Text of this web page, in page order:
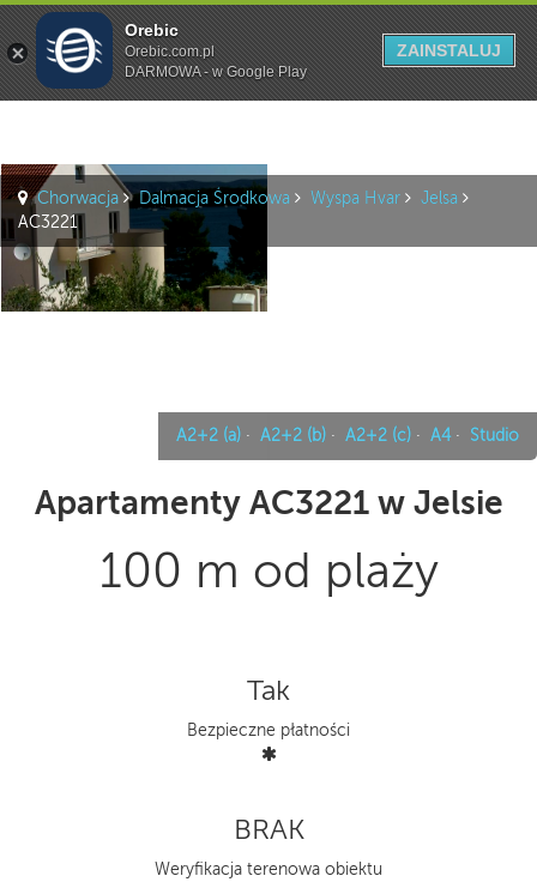
Szukaj
A2+2 (a) · A2+2 (b) · A2+2 (c) · A4· Studio
Chorwacja Dalmacja Środkowa Wyspa Hvar
Jelsa
AC3221
Apartamenty AC3221 w Jelsie
100 m od plaży
Tak
Bezpieczne płatności
BRAK
Weryfikacja terenowa obiektu
Orebic
Orebic.com.pl
DARMOWA - w Google Play
ZAINSTALUJ